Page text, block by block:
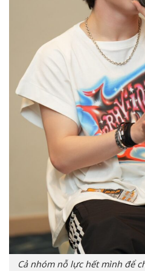
Cả nhóm nỗ lực hết mình để